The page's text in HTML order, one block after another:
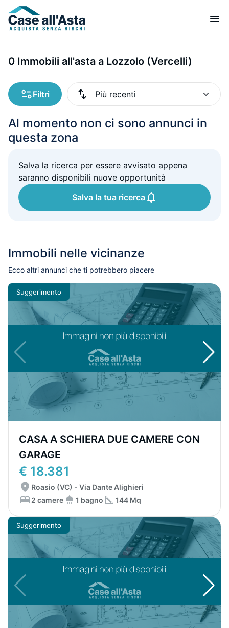
0 Immobili all'asta a Lozzolo (Vercelli)
Filtri
Al momento non ci sono annunci in
questa zona
Salva la ricerca per essere avvisato appena
saranno disponibili nuove opportunità
Salva la tua ricerca
Immobili nelle vicinanze
Ecco altri annunci che ti potrebbero piacere
Suggerimento
CASA A SCHIERA DUE CAMERE CON
GARAGE
€ 18.381
Roasio (VC) - Via Dante Alighieri
2 camere
1 bagno 144 Mq
Suggerimento